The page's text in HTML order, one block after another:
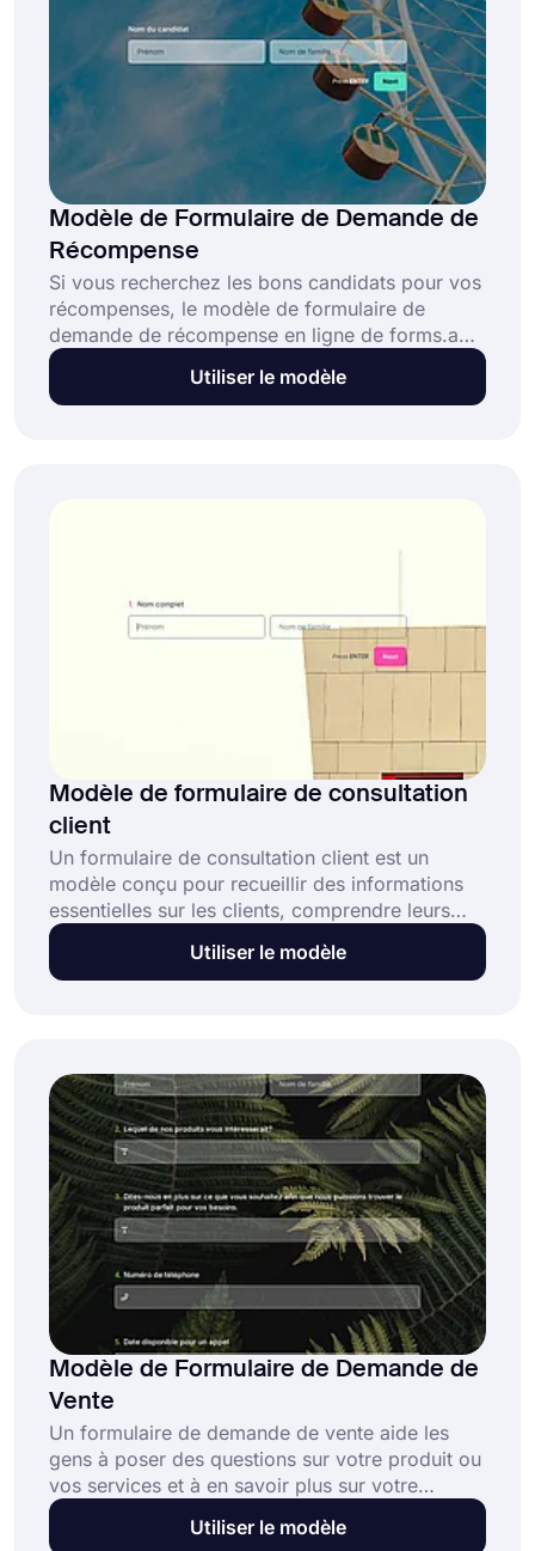
Modèle de Formulaire de Demande de
Récompense
Si vous recherchez les bons candidats pour vos
récompenses, le modèle de formulaire de
demande de récompense en ligne de forms.app
est la solution parfaite pour vous. Avec un
formulaire de demande de prix, les gens
Utiliser le modèle
Modèle de formulaire de consultation
client
Un formulaire de consultation client est un
modèle conçu pour recueillir des informations
essentielles sur les clients, comprendre leurs
besoins, leurs préférences et planifier des
rendez-vous. Ce formulaire de consultation
Utiliser le modèle
Modèle de Formulaire de Demande de
Vente
Un formulaire de demande de vente aide les
gens à poser des questions sur votre produit ou
vos services et à en savoir plus sur votre
entreprise. En plus des publicités, les demandes
de renseignements sur les ventes peuvent
Utiliser le modèle